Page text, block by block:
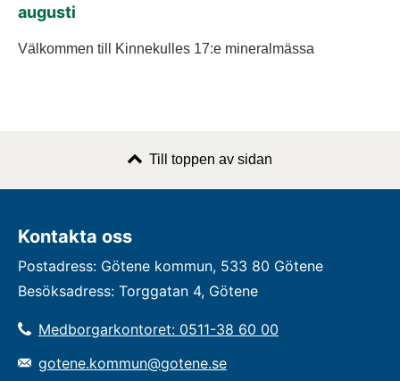
augusti
Välkommen till Kinnekulles 17:e mineralmässa
Till toppen av sidan
Kontakta oss
Postadress: Götene kommun, 533 80 Götene
Besöksadress: Torggatan 4, Götene
Medborgarkontoret: 0511-38 60 00
gotene.kommun@gotene.se